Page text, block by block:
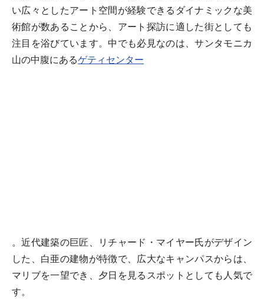
い広々としたアート空間が経験できるダイナミックな美
術館が数あることから、アート探訪に適した街としても
注目を浴びています。中でも必見なのは、サンタモニカ
山の中腹にあるゲティセンター
。近代建築の巨匠、リチャード・マイヤー氏がデザイン
した、白亜の建物が特徴で、広大なキャンパスからは、
マリブを一望でき、夕日を見るスポットとしても人気で
す。